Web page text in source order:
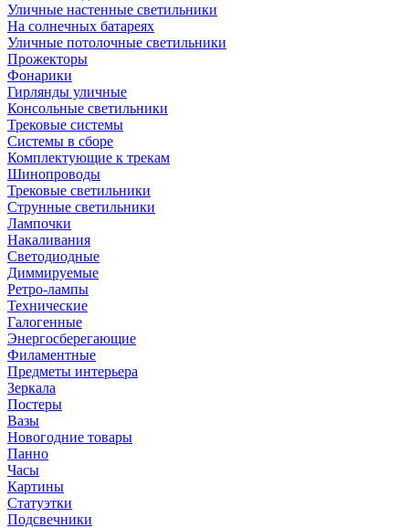
Уличные настенные светильники
На солнечных батареях
Уличные потолочные светильники
Прожекторы
Фонарики
Гирлянды уличные
Консольные светильники
Трековые системы
Системы в сборе
Комплектующие к трекам
Шинопроводы
Трековые светильники
Струнные светильники
Лампочки
Накаливания
Светодиодные
Диммируемые
Ретро-лампы
Технические
Галогенные
Энергосберегающие
Филаментные
Предметы интерьера
Зеркала
Постеры
Вазы
Новогодние товары
Панно
Часы
Картины
Статуэтки
Подсвечники